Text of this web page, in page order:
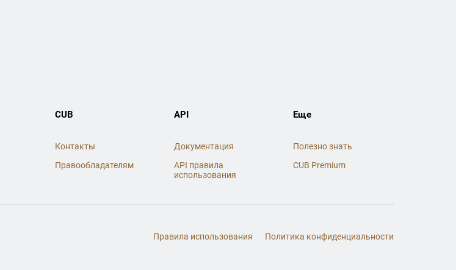
CUB
Контакты
Правообладателям
API
Документация
API правила
использования
Еще
Полезно знать
CUB Premium
Правила использования Политика конфиденциальности